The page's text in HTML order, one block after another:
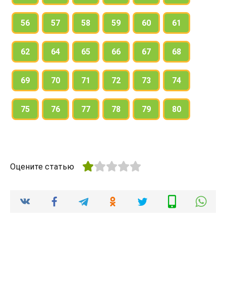
56 57 58 59 60 61
62 64 65 66 67 68
69 70 71 72 73 74
75 76 77 78 79 80
Оцените статью